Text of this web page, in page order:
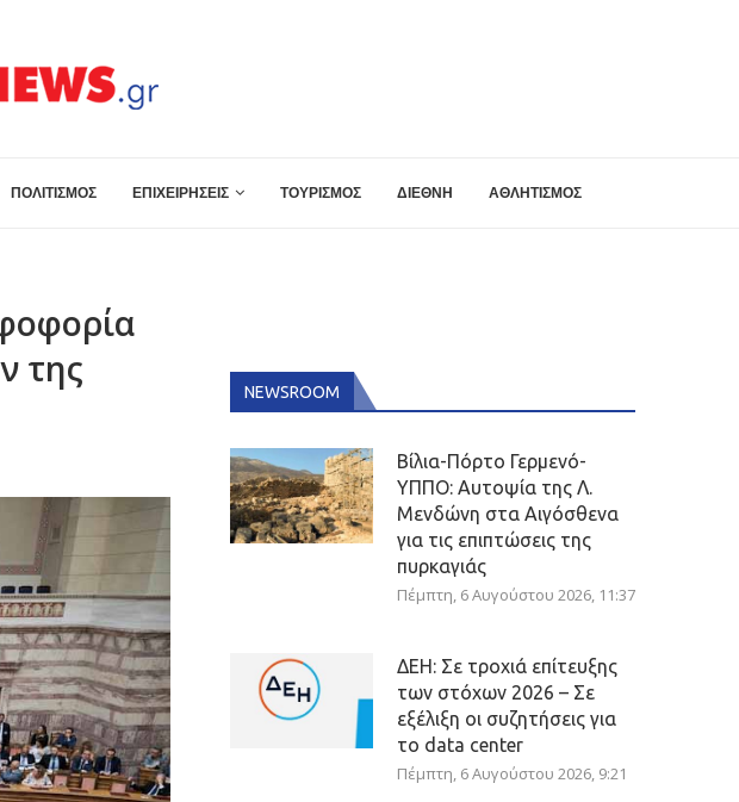
ΠΟΛΙΤΙΣΜΟΣ ΕΠΙΧΕΙΡΗΣΕΙΣ ΤΟΥΡΙΣΜΟΣ ΔΙΕΘΝΗ ΑΘΛΗΤΙΣΜΟΣ
της
NEWSROOM
Βίλια-Πόρτο Γερμενό-
ΥΠΠΟ: Αυτοψία της Λ.
Μενδώνη στα Αιγόσθενα
για τις επιπτώσεις της
πυρκαγιάς
Πέμπτη, 6 Αυγούστου 2026, 11:37
ΔΕΗ: Σε τροχιά επίτευξης
των στόχων 2026 – Σε
εξέλιξη οι συζητήσεις για
το data center
Πέμπτη, 6 Αυγούστου 2026, 9:21